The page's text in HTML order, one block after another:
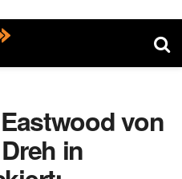
von
in